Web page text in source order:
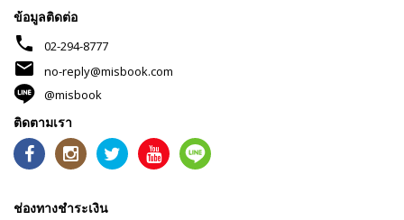
ข้อมูลติดต่อ
phone 02-294-8777
mail
no-reply@misbook.com
@misbook
ติดตามเรา
ช่องทางชำระเงิน